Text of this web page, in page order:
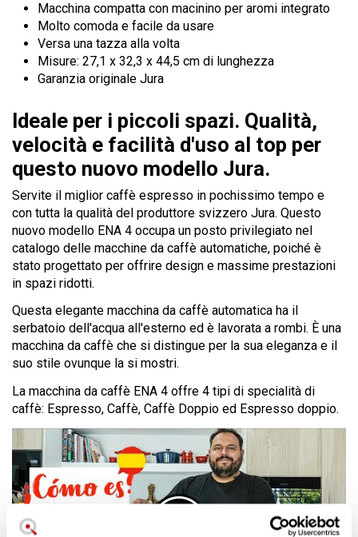
Macchina compatta con macinino per aromi integrato
Molto comoda e facile da usare
Versa una tazza alla volta
Misure: 27,1 x 32,3 x 44,5 cm di lunghezza
Garanzia originale Jura
Ideale per i piccoli spazi. Qualità,
velocità e facilità d'uso al top per
questo nuovo modello Jura.
Servite il miglior caffè espresso in pochissimo tempo e
con tutta la qualità del produttore svizzero Jura. Questo
nuovo modello ENA 4 occupa un posto privilegiato nel
catalogo delle macchine da caffè automatiche, poiché è
stato progettato per offrire design e massime prestazioni
in spazi ridotti.
Questa elegante macchina da caffè automatica ha il
serbatoio dell'acqua all'esterno ed è lavorata a rombi. È una
macchina da caffè che si distingue per la sua eleganza e il
suo stile ovunque la si mostri.
La macchina da caffè ENA 4 offre 4 tipi di specialità di
caffè: Espresso, Caffè, Caffè Doppio ed Espresso doppio.